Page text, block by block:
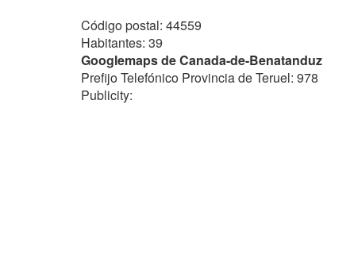
Código postal: 44559
Habitantes: 39
Googlemaps de Canada-de-Benatanduz
Prefijo Telefónico Provincia de Teruel: 978
Publicity: